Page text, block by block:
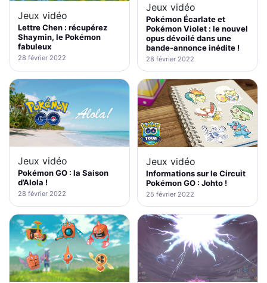
Jeux vidéo
Lettre Chen : récupérez
Shaymin, le Pokémon
fabuleux
28 février 2022
Jeux vidéo
Pokémon Écarlate et
Pokémon Violet : le nouvel
opus dévoilé dans une
bande-annonce inédite !
28 février 2022
Jeux vidéo
Pokémon GO : la Saison
d’Alola !
28 février 2022
Jeux vidéo
Informations sur le Circuit
Pokémon GO : Johto !
25 février 2022